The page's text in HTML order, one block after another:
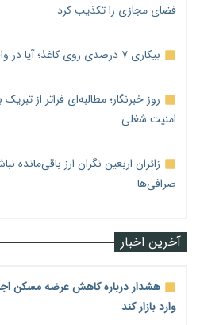
فضای مجازی را تکذیب کرد
بیکاری ۷ درصدی روی کاغذ؛ آیا در واقعیت هم این چنین است؟
روز خبرنگار؛ مطالبه‌ای فراتر از
امنیت شغلی
زائران اربعین نگران ارز باقی‌مانده
صرافی‌ها
آخرین اخبار
هشدار درباره کاهش عرضه مسکن
وارد بازار کند